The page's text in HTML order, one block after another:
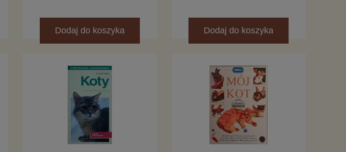
Dodaj do koszyka Dodaj do koszyka